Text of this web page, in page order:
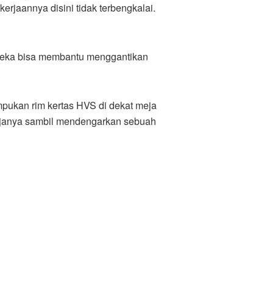
disini tidak terbengkalai.
bisa membantu menggantikan
rim kertas HVS di dekat meja
sambil mendengarkan sebuah